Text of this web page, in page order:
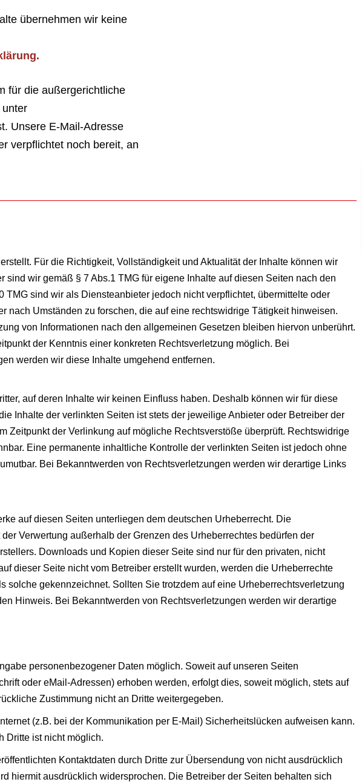
übernehmen wir keine
für die außergerichtliche
Unsere E-Mail-Adresse
verpflichtet noch bereit, an
Für die Richtigkeit, Vollständigkeit und Aktualität der Inhalte können wir
wir gemäß § 7 Abs.1 TMG für eigene Inhalte auf diesen Seiten nach den
sind wir als Diensteanbieter jedoch nicht verpflichtet, übermittelte oder
nach Umständen zu forschen, die auf eine rechtswidrige Tätigkeit hinweisen.
von Informationen nach den allgemeinen Gesetzen bleiben hiervon unberührt.
der Kenntnis einer konkreten Rechtsverletzung möglich. Bei
werden wir diese Inhalte umgehend entfernen.
auf deren Inhalte wir keinen Einfluss haben. Deshalb können wir für diese
Inhalte der verlinkten Seiten ist stets der jeweilige Anbieter oder Betreiber der
Zeitpunkt der Verlinkung auf mögliche Rechtsverstöße überprüft. Rechtswidrige
Eine permanente inhaltliche Kontrolle der verlinkten Seiten ist jedoch ohne
Bei Bekanntwerden von Rechtsverletzungen werden wir derartige Links
auf diesen Seiten unterliegen dem deutschen Urheberrecht. Die
Verwertung außerhalb der Grenzen des Urheberrechtes bedürfen der
Downloads und Kopien dieser Seite sind nur für den privaten, nicht
dieser Seite nicht vom Betreiber erstellt wurden, werden die Urheberrechte
solche gekennzeichnet. Sollten Sie trotzdem auf eine Urheberrechtsverletzung
Hinweis. Bei Bekanntwerden von Rechtsverletzungen werden wir derartige
personenbezogener Daten möglich. Soweit auf unseren Seiten
oder eMail-Adressen) erhoben werden, erfolgt dies, soweit möglich, stets auf
Zustimmung nicht an Dritte weitergegeben.
(z.B. bei der Kommunikation per E-Mail) Sicherheitslücken aufweisen kann.
Dritte ist nicht möglich.
Kontaktdaten durch Dritte zur Übersendung von nicht ausdrücklich
hiermit ausdrücklich widersprochen. Die Betreiber der Seiten behalten sich